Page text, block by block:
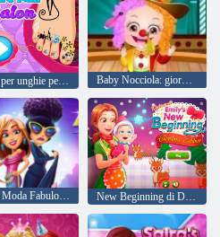
Salone per unghie pedicure Baby Nocciola: giornata annuale della scuola
Febbre Moda Fabulous di Angela New Beginning di Delicious Emily Christmas Edition